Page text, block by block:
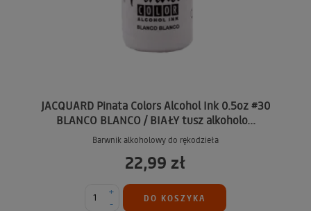
JACQUARD Pinata Colors Alcohol Ink 0.5oz #30
BLANCO BLANCO / BIAŁY tusz alkoholo...
Barwnik alkoholowy do rękodzieła
22,99 zł
-
+
DO KOSZYKA